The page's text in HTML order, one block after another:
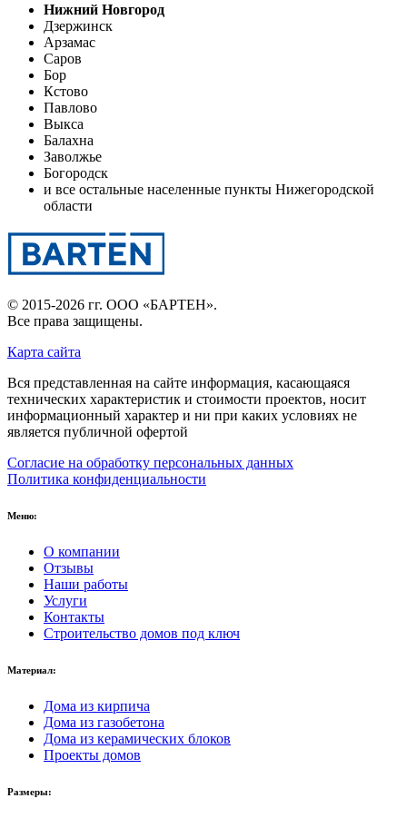
Нижний Новгород
Дзержинск
Арзамас
Саров
Бор
Кстово
Павлово
Выкса
Балахна
Заволжье
Богородск
и все остальные населенные пункты Нижегородской
области
© 2015-2026 гг. ООО «БАРТЕН».
Все права защищены.
Карта сайта
Вся представленная на сайте информация, касающаяся
технических характеристик и стоимости проектов, носит
информационный характер и ни при каких условиях не
является публичной офертой
Согласие на обработку персональных данных
Политика конфиденциальности
Меню:
О компании
Отзывы
Наши работы
Услуги
Контакты
Строительство домов под ключ
Материал:
Дома из кирпича
Дома из газобетона
Дома из керамических блоков
Проекты домов
Размеры: